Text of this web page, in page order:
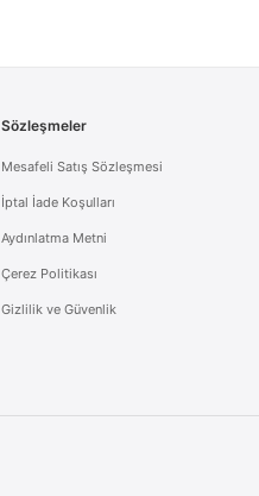
Sözleşmeler
Mesafeli Satış Sözleşmesi
İptal İade Koşulları
Aydınlatma Metni
Çerez Politikası
Gizlilik ve Güvenlik